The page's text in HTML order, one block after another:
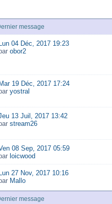
message
Lun 04 Déc, 2017 19:23
obor2
Mar 19 Déc, 2017 17:24
yostral
13 Juil, 2017 13:42
stream26
08 Sep, 2017 05:59
loicwood
Lun 27 Nov, 2017 10:16
Mallo
message